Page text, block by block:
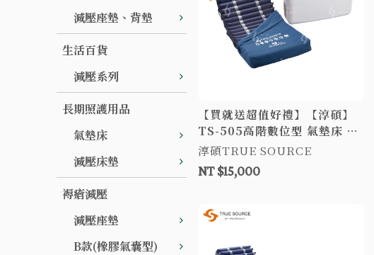
減壓座墊、背墊
生活百貨
減壓系列
長期照護用品
氣墊床
減壓床墊
褥瘡減壓
減壓座墊
B款(橡膠氣囊型)
【買就送超值好禮】【淳碩】
TS-505高階數位型 氣墊床 5
吋21日型管 病床床墊 防褥瘡氣
墊床 褥瘡床墊 B款氣墊床
淳碩TRUE SOURCE
NT $15,000